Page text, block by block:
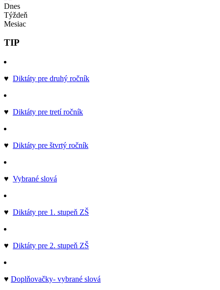
Dnes
Týždeň
Mesiac
TIP
♥ Diktáty pre druhý ročník
♥ Diktáty pre tretí ročník
♥ Diktáty pre štvrtý ročník
♥ Vybrané slová
♥ Diktáty pre 1. stupeň ZŠ
♥ Diktáty pre 2. stupeň ZŠ
♥ Doplňovačky- vybrané slová